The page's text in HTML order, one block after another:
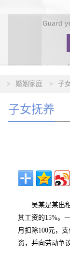
> 婚姻家庭 > 子
子女抚养
吴某是某出
其工资的15%。
月扣除100元，
资，并向劳动争